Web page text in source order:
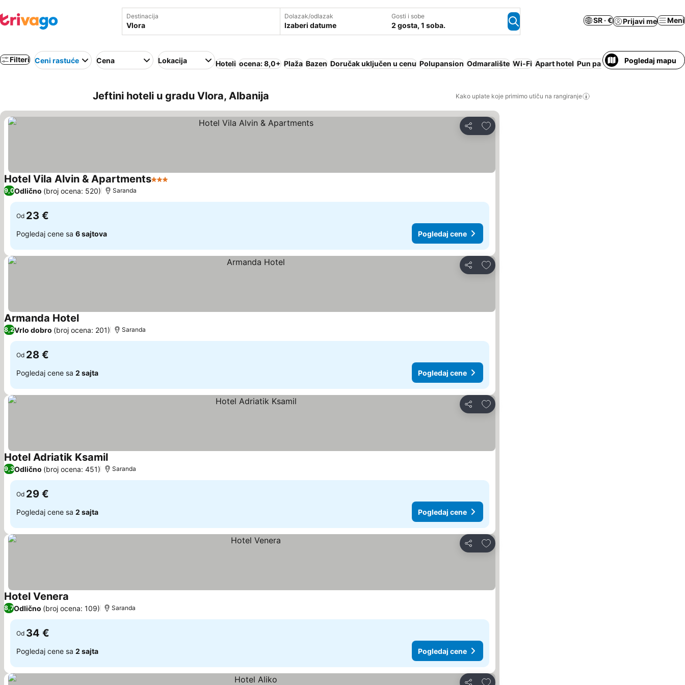
Destinacija Dolazak/odlazak
Izaberi datume
Gosti i sobe
2 gosta, 1 soba.
SR · € Prijavi me Meni
Filteri Ceni rastuće Cena Lokacija Hoteli ocena: 8,0+ Plaža Bazen Doručak uključen u cenu Polupansion Odmaralište Wi-Fi Apart hotel Pun pansion Pogledaj mapu
Jeftini hoteli u gradu Vlora, Albanija Kako uplate koje primimo utiču na rangiranje
Deli
Dodati u favorite
Hotel Vila Alvin & Apartments3 Zvezdice
9,0Odlično (broj ocena: 520) Saranda
Od 23 €
Pogledaj cene sa 6 sajtova Pogledaj cene
Deli
Dodati u favorite
Armanda HotelPogledaj cene
8,2Vrlo dobro (broj ocena: 201) Saranda
Od 28 €
Pogledaj cene sa 2 sajta Pogledaj cene
Deli
Dodati u favorite
Hotel Adriatik KsamilPogledaj cene
9,3Odlično (broj ocena: 451) Saranda
Od 29 €
Pogledaj cene sa 2 sajta Pogledaj cene
Deli
Dodati u favorite
Hotel Venera Pogledaj cene
8,7Odlično (broj ocena: 109) Saranda
Od 34 €
Pogledaj cene sa 2 sajta Pogledaj cene
Dodati u favorite